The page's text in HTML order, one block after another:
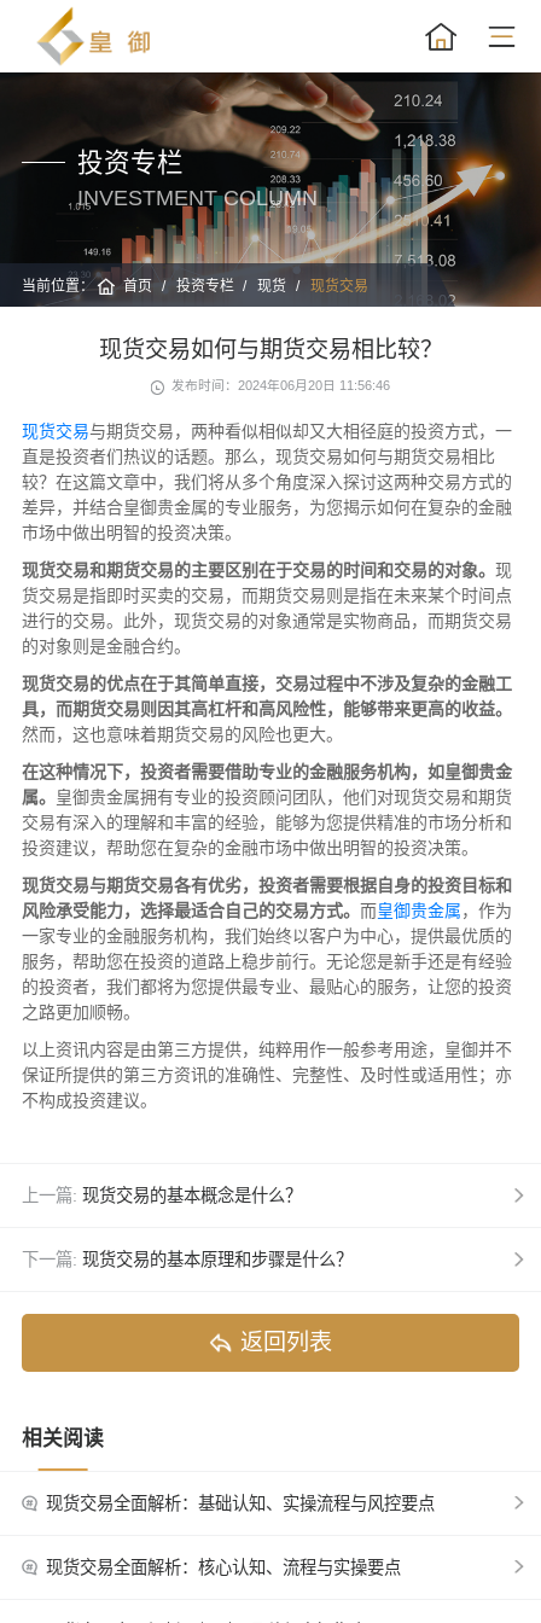
投资专栏
INVESTMENT COLUMN
当前位置： 首页 投资专栏 现货 现货交易
现货交易如何与期货交易相比较？
发布时间：2024年06月20日 11:56:46
现货交易与期货交易，两种看似相似却又大相径庭的投资方式，一
直是投资者们热议的话题。那么，现货交易如何与期货交易相比
较？在这篇文章中，我们将从多个角度深入探讨这两种交易方式的
差异，并结合皇御贵金属的专业服务，为您揭示如何在复杂的金融
市场中做出明智的投资决策。
现货交易和期货交易的主要区别在于交易的时间和交易的对象。 现
货交易是指即时买卖的交易，而期货交易则是指在未来某个时间点
进行的交易。此外，现货交易的对象通常是实物商品，而期货交易
的对象则是金融合约。
现货交易的优点在于其简单直接，交易过程中不涉及复杂的金融工
具，而期货交易则因其高杠杆和高风险性，能够带来更高的收益。
然而，这也意味着期货交易的风险也更大。
在这种情况下，投资者需要借助专业的金融服务机构，如皇御贵金
属。 皇御贵金属拥有专业的投资顾问团队，他们对现货交易和期货
交易有深入的理解和丰富的经验，能够为您提供精准的市场分析和
投资建议，帮助您在复杂的金融市场中做出明智的投资决策。
现货交易与期货交易各有优劣，投资者需要根据自身的投资目标和
风险承受能力，选择最适合自己的交易方式。 而皇御贵金属，作为
一家专业的金融服务机构，我们始终以客户为中心，提供最优质的
服务，帮助您在投资的道路上稳步前行。无论您是新手还是有经验
的投资者，我们都将为您提供最专业、最贴心的服务，让您的投资
之路更加顺畅。
以上资讯内容是由第三方提供，纯粹用作一般参考用途，皇御并不
保证所提供的第三方资讯的准确性、完整性、及时性或适用性；亦
不构成投资建议。
上一篇: 现货交易的基本概念是什么？
下一篇: 现货交易的基本原理和步骤是什么？
返回列表
相关阅读
现货交易全面解析：基础认知、实操流程与风控要点
现货交易全面解析：核心认知、流程与实操要点